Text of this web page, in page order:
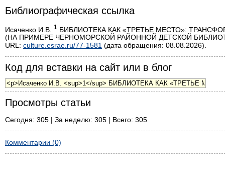
Библиографическая ссылка
Исаченко И.В. 1
БИБЛИОТЕКА КАК «ТРЕТЬЕ МЕСТО»:
(НА ПРИМЕРЕ ЧЕРНОМОРСКОЙ РАЙОННОЙ ДЕТСКОЙ
URL: culture.esrae.ru/77-1581 (дата обращения: 08.08.2026).
Код для вставки на сайт или в блог
Просмотры статьи
Сегодня: 305 | За неделю: 305 | Всего: 305
Комментарии (0)